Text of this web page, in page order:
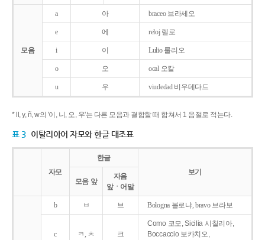
모음
a 아 braceo 브라세오
e 에 reloj 렐로
i 이 Lulio 룰리오
o 오 ocal 오칼
u 우 viudedad 비우데다드
* ll, y, ñ, w의 '이, 니, 오, 우'는 다른 모음과 결합할 때 합쳐서 1 음절로 적는다.
표 3 이탈리아어 자모와 한글 대조표
자모
한글
보기
모음 앞
자음
앞ㆍ어말
b ㅂ 브 Bologna 볼로냐, bravo 브라보
c ㅋ, ㅊ 크
Como 코모, Sicilia 시칠리아,
Boccaccio 보카치오,